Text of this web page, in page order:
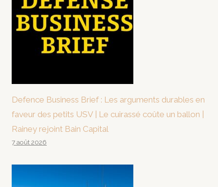
Defence Business Brief : Les arguments durables en
faveur des petits USV | Le cuirassé coûte un ballon |
Rainey rejoint Bain Capital
7 août 2026